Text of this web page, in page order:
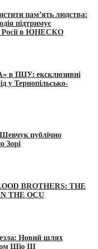
пам’ять людства:
підтримує
Росії в ЮНЕСКО
ПЦУ: ексклюзивні
у Тернопільсько-
публічно
Зорі
BROTHERS: THE
THE OCU
Новий шлях
Шіо III